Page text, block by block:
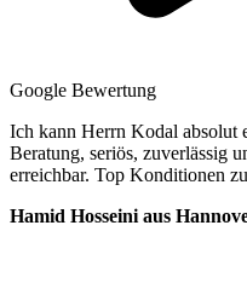
Google Bewertung
Ich kann Herrn Kodal absolut
Beratung, seriös, zuverlässig
erreichbar. Top Konditionen
Hamid Hosseini aus